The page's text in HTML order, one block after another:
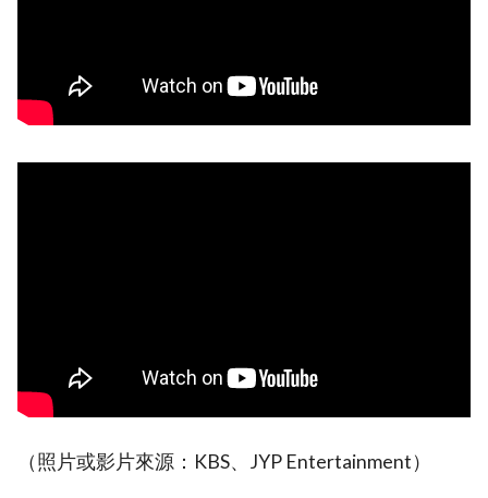
（照片或影片來源：KBS、JYP Entertainment）